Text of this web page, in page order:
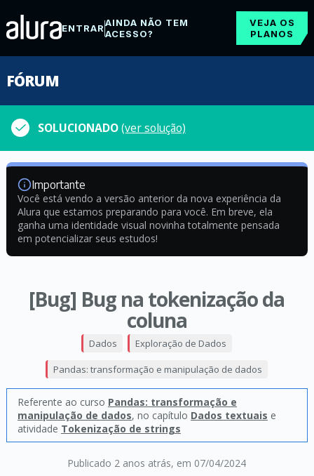
ENTRARAINDA NÃO TEM
ACESSO?
VEJA OS
PLANOS
FÓRUM
SOLUCIONADO(ver solução)
Importante
Você está vendo a versão anterior da nova experiência da
Alura que estamos preparando para você. Em breve, ela
ganha uma identidade visual novinha totalmente pensada
em potencializar seus estudos!
[Bug] Bug na tokenização da
coluna
Publicado 2 anos atrás, em 07/04/2024
Dados Exploração de Dados
Pandas: transformação e manipulação de dados
Referente ao curso Pandas: transformação e
manipulação de dados, no capítulo Dados textuais e
atividade Tokenização de strings